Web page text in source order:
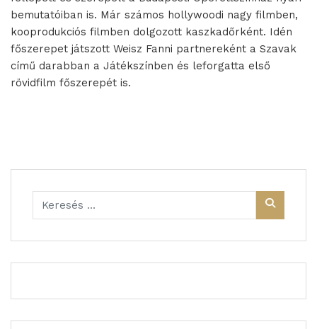
bemutatóiban is. Már számos hollywoodi nagy filmben,
kooprodukciós filmben dolgozott kaszkadőrként. Idén
főszerepet játszott Weisz Fanni partnereként a Szavak
című darabban a Játékszínben és leforgatta első
rövidfilm főszerepét is.